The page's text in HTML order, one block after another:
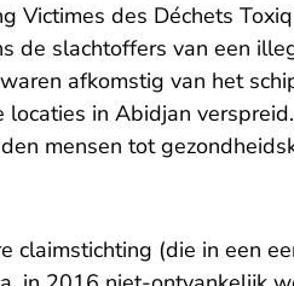
Victimes des Déchets
de slachtoffers van een
afkomstig van het
in Abidjan
mensen tot
claimstichting (die in een